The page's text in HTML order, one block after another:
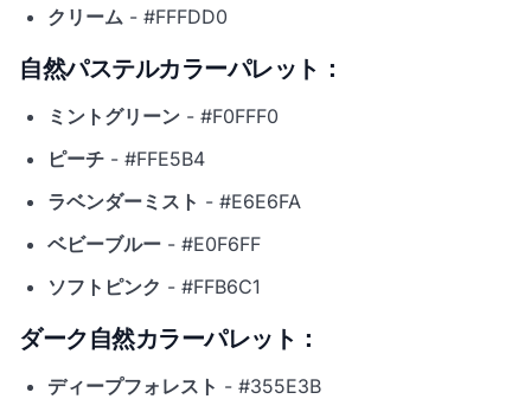
クリーム - #FFFDD0
自然パステルカラーパレット：
ミントグリーン - #F0FFF0
ピーチ - #FFE5B4
ラベンダーミスト - #E6E6FA
ベビーブルー - #E0F6FF
ソフトピンク - #FFB6C1
ダーク自然カラーパレット：
ディープフォレスト - #355E3B